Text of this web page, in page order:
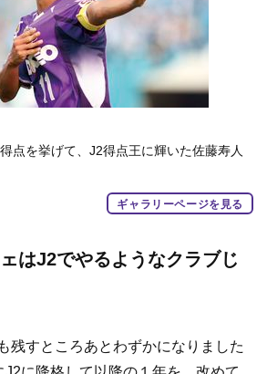
点を挙げて、J2得点王に輝いた佐藤寿人
ギャラリーページを見る
はJ2でやるようなクラブじ
残すところあとわずかになりました